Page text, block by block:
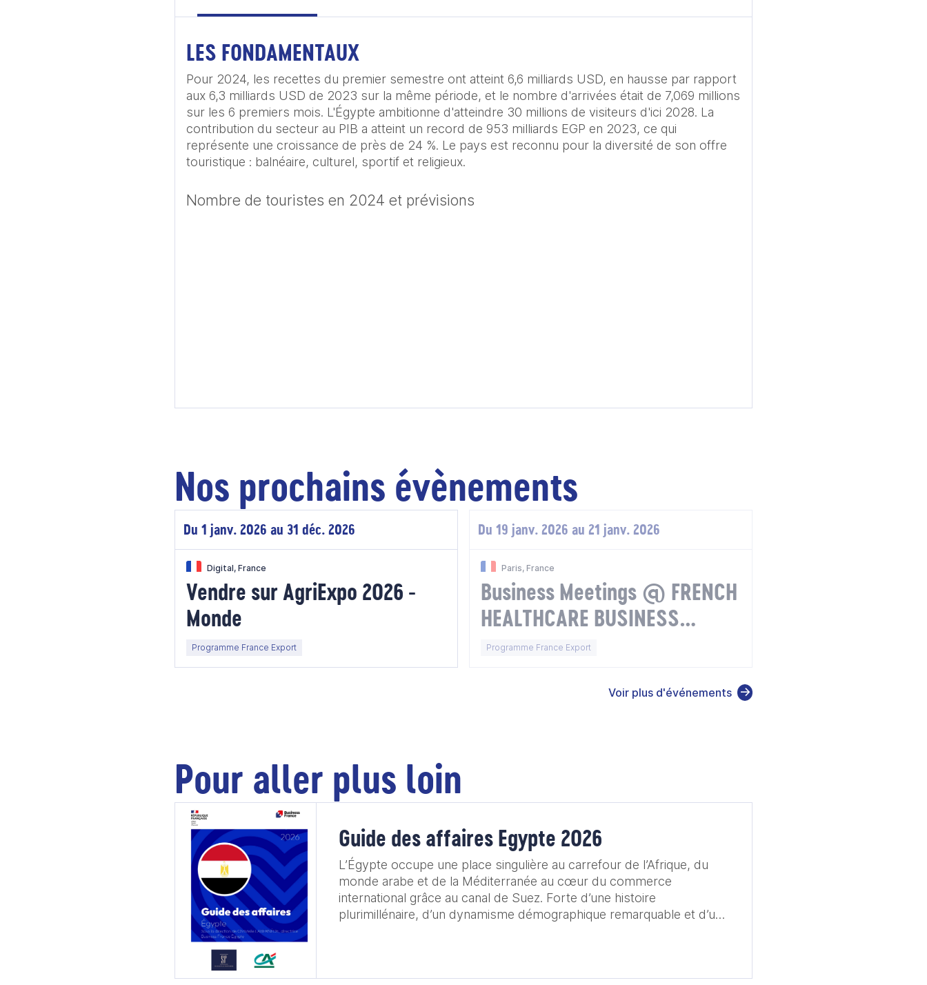
LES FONDAMENTAUX
Pour 2024, les recettes du premier semestre ont atteint 6,6 milliards USD, en hausse par rapport
aux 6,3 milliards USD de 2023 sur la même période, et le nombre d'arrivées était de 7,069 millions
sur les 6 premiers mois. L'Égypte ambitionne d'atteindre 30 millions de visiteurs d'ici 2028. La
contribution du secteur au PIB a atteint un record de 953 milliards EGP en 2023, ce qui
représente une croissance de près de 24 %. Le pays est reconnu pour la diversité de son offre
touristique : balnéaire, culturel, sportif et religieux.
Nombre de touristes en 2024 et prévisions
Nos prochains évènements
Du 1 janv. 2026 au 31 déc. 2026
Digital, France
Vendre sur AgriExpo 2026 -
Monde
Programme France Export
Du 19 janv. 2026 au 21 janv. 2026
Paris, France
Business Meetings @ FRENCH
HEALTHCARE BUSINESS
FORUM 2026
Programme France Export
Voir plus d'événements
Pour aller plus loin
Guide des affaires Egypte 2026
L’Égypte occupe une place singulière au carrefour de l’Afrique, du
monde arabe et de la Méditerranée au cœur du commerce
international grâce au canal de Suez. Forte d’une histoire
plurimillénaire, d’un dynamisme démographique remarquable et d’un
s’inscrit dans une continuité historique fondée sur la confiance et